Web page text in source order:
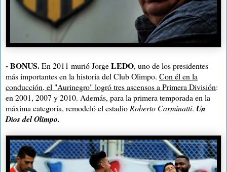
- BONUS.En 2011 murió JorgeLEDO, uno de los presidentes
más importantes en la historia del Club Olimpo. Con él en la
conducción, el "Aurinegro" logró tres ascensos a Primera División:
en 2001, 2007 y 2010. Además, para la primera temporada en la
máxima categoría, remodeló el estadio Roberto Carminatti. Un
Dios del Olimpo.